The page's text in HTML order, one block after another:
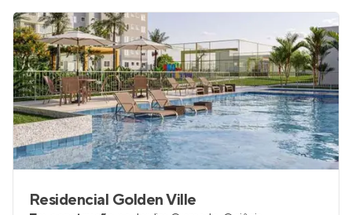
Residencial Golden Ville